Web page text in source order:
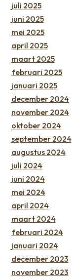
juli 2025
juni 2025
mei 2025
april 2025
maart 2025
februari 2025
januari 2025
december 2024
november 2024
oktober 2024
september 2024
augustus 2024
juli 2024
juni 2024
mei 2024
april 2024
maart 2024
februari 2024
januari 2024
december 2023
november 2023